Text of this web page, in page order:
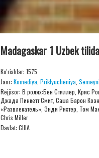
Madagaskar 1 Uzbek
Ko'rishlar: 1575
Janr: Komediya Priklyucheniya
Rejjisor: В ролях:Бен Стиллер, Крис
Джада Пинкетт Смит, Саша Барон
«Развлекатель», Энди Рихтер, Том
Chris Miller
Davlat: США